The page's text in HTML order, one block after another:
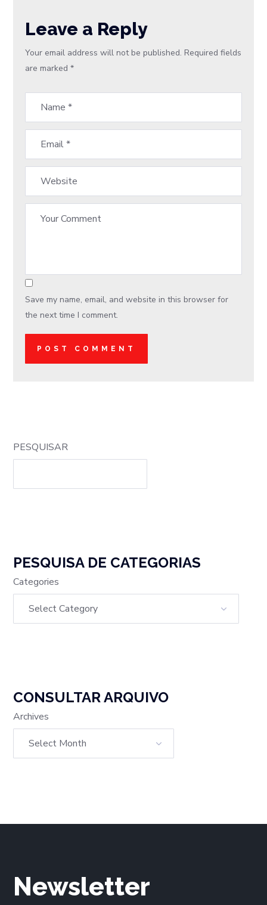
Leave a Reply
Your email address will not be published. Required fields
are marked*
Save my name, email, and website in this browser for
the next time I comment.
PESQUISAR
PESQUISA DE CATEGORIAS
Categories
CONSULTAR ARQUIVO
Archives
Newsletter